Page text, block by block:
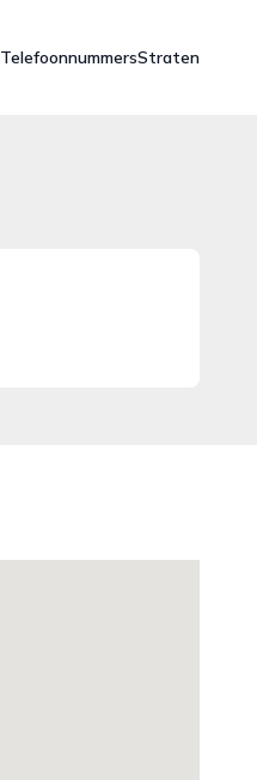
TelefoonnummersStraten